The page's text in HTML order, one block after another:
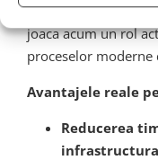
faciliteaza
joaca acum un rol
proceselor moderne
Avantajele reale
Reducerea
infrastructura